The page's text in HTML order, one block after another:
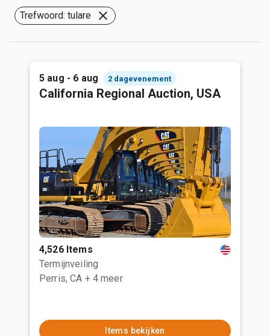
Trefwoord: tulare
5 aug - 6 aug 2 dagevenement
California Regional Auction, USA
4,526 Items
Termijnveiling
Perris, CA + 4 meer
Items bekijken